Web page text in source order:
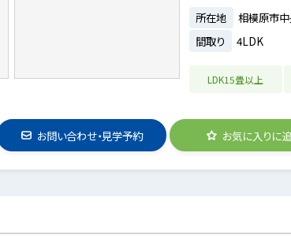
所在地
相模原市
間取り
4LDK
LDK15畳以上
お問い合わせ・見学予約 お気に入りに